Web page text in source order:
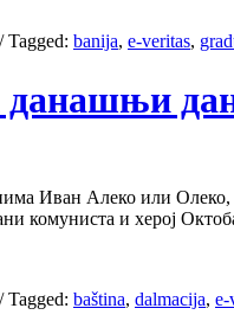
/Tagged: banija, e-veritas,
данашњи
Иван Алеко или
комуниста и херој
/Tagged: baština, dalmacija, e-